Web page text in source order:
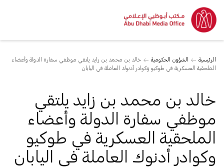
الرئيسية الشؤون الحكومية
خالد بن محمد بن زايد يلتقي موظفي سفارة الدولة وأعضاء
الملحقية العسكرية في طوكيو وكوادر أدنوك العاملة في اليابان
خالد بن محمد بن زايد يلتقي
موظفي سفارة الدولة وأعضاء
الملحقية العسكرية في طوكيو
وكوادر أدنوك العاملة في اليابان